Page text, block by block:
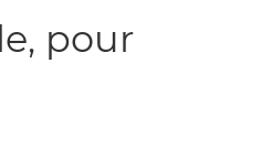
pour